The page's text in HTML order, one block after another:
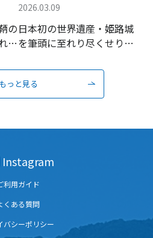
の
る
2026.03.09
日本初の世界遺産・姫路城
を筆頭に至れり尽くせりの
もっと見る
Instagram
利用ガイド
くある質問
バシーポリシー